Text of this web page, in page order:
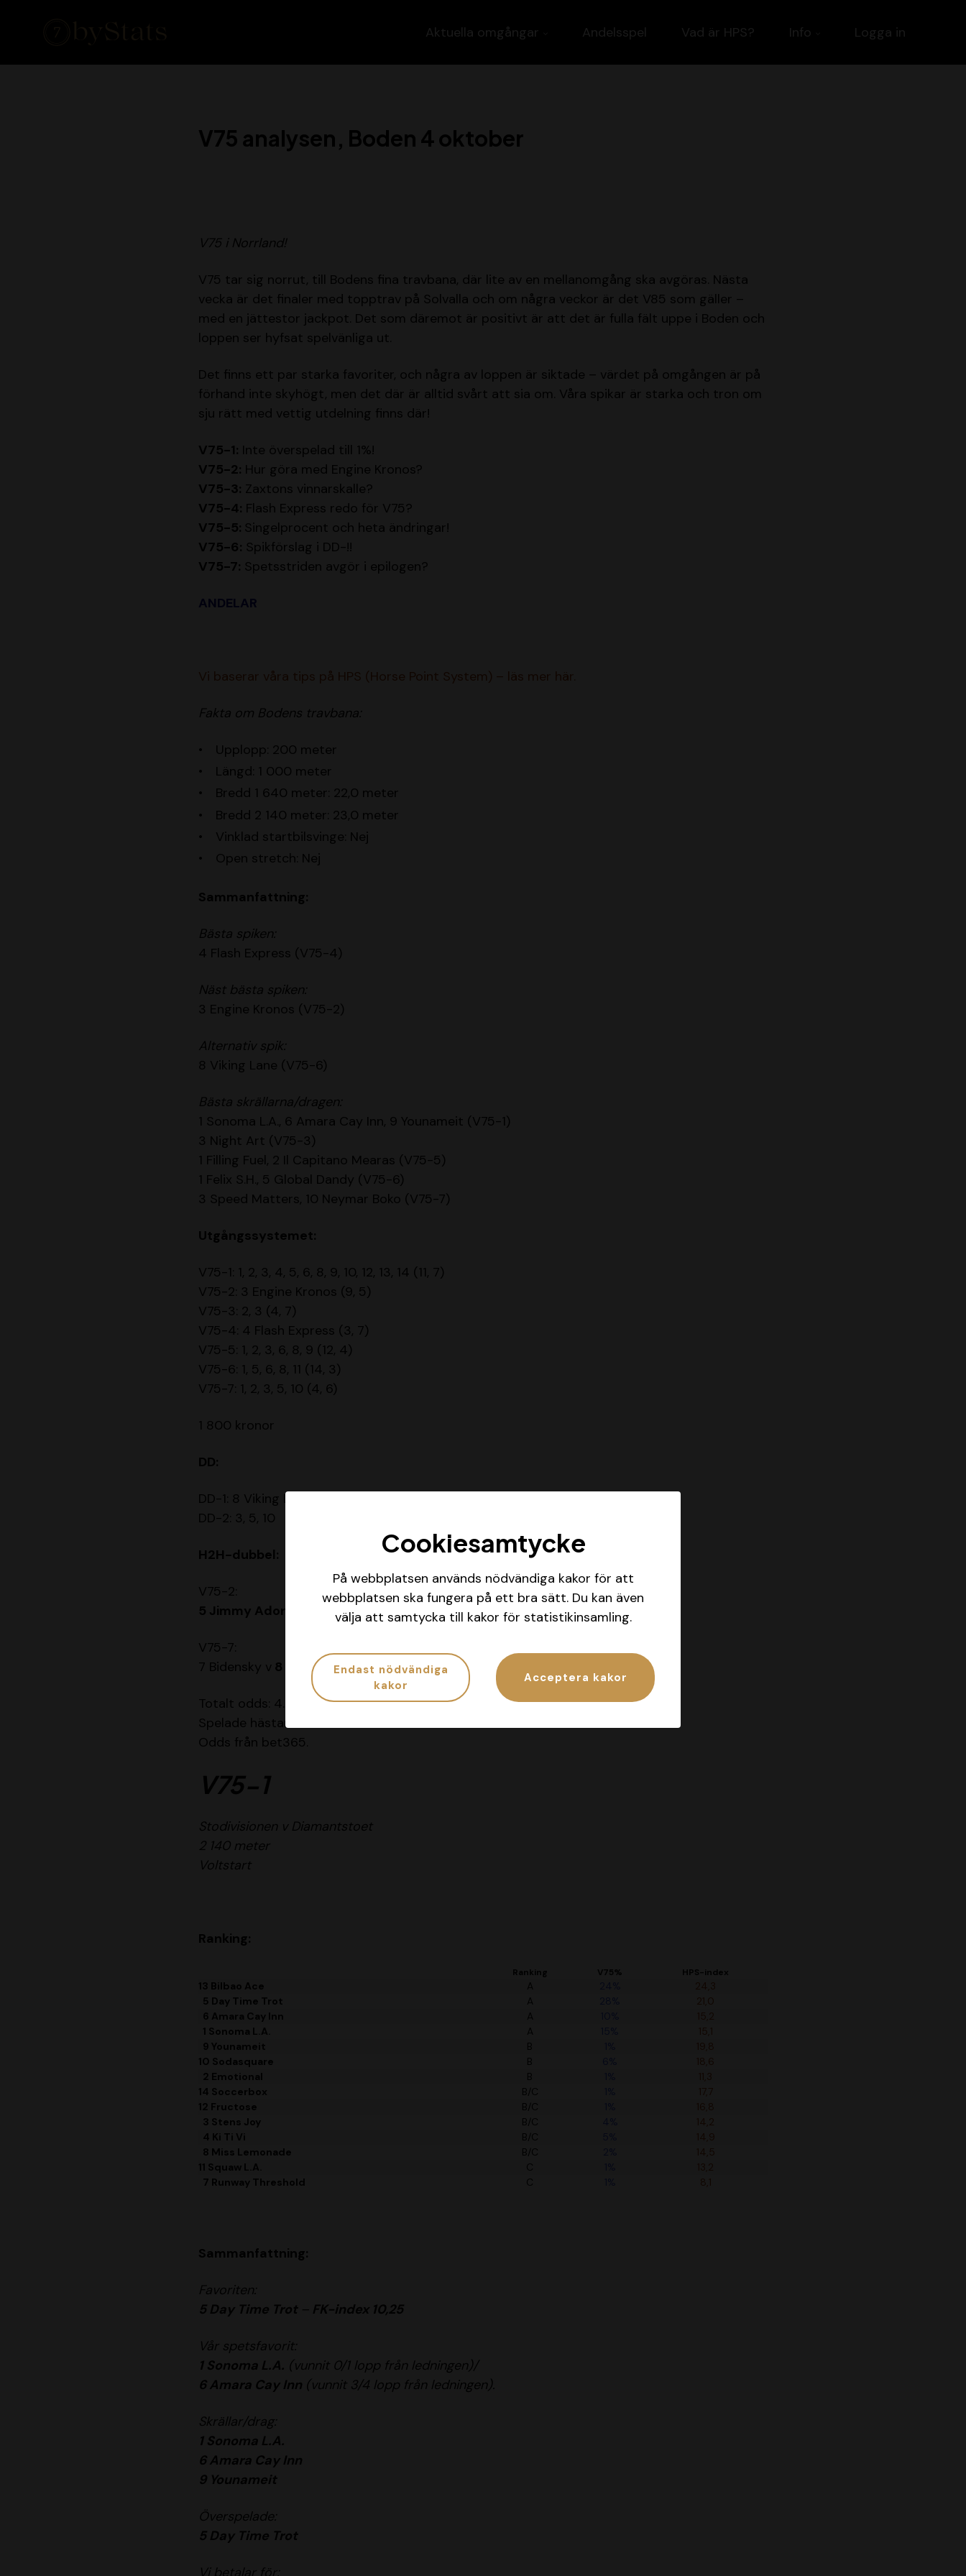
Aktuella omgångar Andelsspel Vad är HPS? Info Logga in
V75 analysen, Boden 4 oktober
V75 i Norrland!
V75 tar sig norrut, till Bodens fina travbana, där lite av en mellanomgång ska avgöras. Nästa
vecka är det finaler med topptrav på Solvalla och om några veckor är det V85 som gäller –
med en jättestor jackpot. Det som däremot är positivt är att det är fulla fält uppe i Boden och
loppen ser hyfsat spelvänliga ut.
Det finns ett par starka favoriter, och några av loppen är siktade – värdet på omgången är på
förhand inte skyhögt, men det där är alltid svårt att sia om. Våra spikar är starka och tron om
sju rätt med vettig utdelning finns där!
V75-1: Inte överspelad till 1%!
V75-2: Hur göra med Engine Kronos?
V75-3: Zaxtons vinnarskalle?
V75-4: Flash Express redo för V75?
V75-5: Singelprocent och heta ändringar!
V75-6: Spikförslag i DD-!!
V75-7: Spetsstriden avgör i epilogen?
ANDELAR
Vi baserar våra tips på HPS (Horse Point System) – läs mer här.
Fakta om Bodens travbana:
Upplopp: 200 meter
Längd: 1 000 meter
Bredd 1 640 meter: 22,0 meter
Bredd 2 140 meter: 23,0 meter
Vinklad startbilsvinge: Nej
Open stretch: Nej
Sammanfattning:
Bästa spiken:
4 Flash Express (V75-4)
Näst bästa spiken:
3 Engine Kronos (V75-2)
Alternativ spik:
8 Viking Lane (V75-6)
Bästa skrällarna/dragen:
1 Sonoma L.A., 6 Amara Cay Inn, 9 Younameit (V75-1)
3 Night Art (V75-3)
1 Filling Fuel, 2 Il Capitano Mearas (V75-5)
1 Felix S.H., 5 Global Dandy (V75-6)
3 Speed Matters, 10 Neymar Boko (V75-7)
Utgångssystemet:
V75-1: 1, 2, 3, 4, 5, 6, 8, 9, 10, 12, 13, 14 (11, 7)
V75-2: 3 Engine Kronos (9, 5)
V75-3: 2, 3 (4, 7)
V75-4: 4 Flash Express (3, 7)
V75-5: 1, 2, 3, 6, 8, 9 (12, 4)
V75-6: 1, 5, 6, 8, 11 (14, 3)
V75-7: 1, 2, 3, 5, 10 (4, 6)
1 800 kronor
DD:
DD-1: 8 Viking Lane
DD-2: 3, 5, 10
H2H-dubbel:
V75-2:
5 Jimmy Adore
v 6 Ebbot Rice – 2.60
V75-7:
7 Bidensky v 8 Robinhood C.A. – 1.85
Totalt odds: 4.81
Spelade hästar i
Odds från bet365.
V75-1
Stodivisionen v Diamantstoet
2 140 meter
Voltstart
Ranking:
Ranking V75% HPS-index
13 Bilbao Ace A
24,3
5 Day Time Trot
A
21,0
6 Amara Cay Inn
A
15,2
1 Sonoma L.A.
A
15,1
9 Younameit
B
19,8
10 Sodasquare
B
18,6
2 Emotional
B
11,3
14 Soccerbox
B/C
17,7
12 Fructose
B/C
16,8
3 Stens Joy
B/C
14,2
4 Ki Ti Vi
B/C
14,9
8 Miss Lemonade
B/C
14,5
11 Squaw L.A.
C
13,2
7 Runway Threshold
C 8,1
Sammanfattning:
Favoriten:
5 Day Time Trot – FK-index 10,25
Vår spetsfavorit:
1 Sonoma L.A. (vunnit 0/1 lopp från ledningen)/
6 Amara Cay Inn (vunnit 3/4 lopp från ledningen).
Skrällar/drag:
1 Sonoma L.A.
6 Amara Cay Inn
9 Younameit
Överspelade:
5 Day Time Trot
Vi betalar för:
Cookiesamtycke
På webbplatsen används nödvändiga kakor för att
webbplatsen ska fungera på ett bra sätt. Du kan även
välja att samtycka till kakor för statistikinsamling.
Endast nödvändiga
kakor
Acceptera kakor